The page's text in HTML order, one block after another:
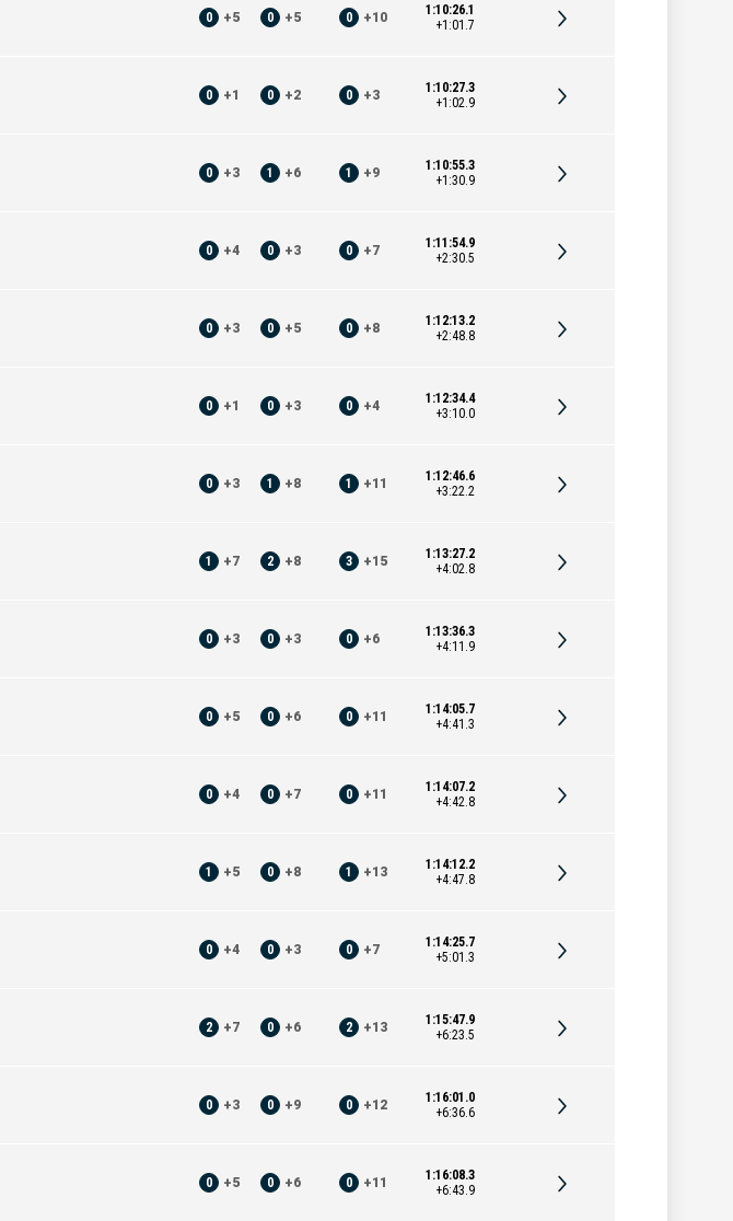
0 +5 0 +5 0 +10
1:10:26.1
+1:01.7
0 +1 0 +2 0 +3
1:10:27.3
+1:02.9
0 +3 1 +6 1 +9
1:10:55.3
+1:30.9
0 +4 0 +3 0 +7
1:11:54.9
+2:30.5
0 +3 0 +5 0 +8
1:12:13.2
+2:48.8
0 +1 0 +3 0 +4
1:12:34.4
+3:10.0
0 +3 1 +8 1 +11
1:12:46.6
+3:22.2
1 +7 2 +8 3 +15
1:13:27.2
+4:02.8
0 +3 0 +3 0 +6
1:13:36.3
+4:11.9
0 +5 0 +6 0 +11
1:14:05.7
+4:41.3
0 +4 0 +7 0 +11
1:14:07.2
+4:42.8
1 +5 0 +8 1 +13
1:14:12.2
+4:47.8
0 +4 0 +3 0 +7
1:14:25.7
+5:01.3
2 +7 0 +6 2 +13
1:15:47.9
+6:23.5
0 +3 0 +9 0 +12
1:16:01.0
+6:36.6
0 +5 0 +6 0 +11
1:16:08.3
+6:43.9